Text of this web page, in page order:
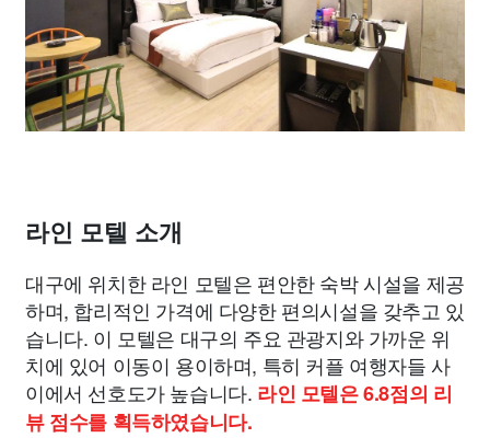
라인 모텔 소개
대구에 위치한 라인 모텔은 편안한 숙박 시설을 제공
하며, 합리적인 가격에 다양한 편의시설을 갖추고 있
습니다. 이 모텔은 대구의 주요 관광지와 가까운 위
치에 있어 이동이 용이하며, 특히 커플 여행자들 사
이에서 선호도가 높습니다. 라인 모텔은 6.8점의 리
뷰 점수를 획득하였습니다.